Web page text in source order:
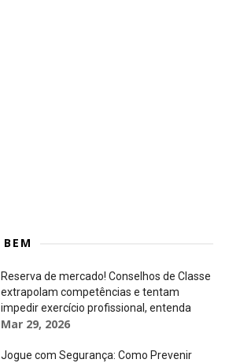
Reserva de mercado! Conselhos de Classe
extrapolam competências e tentam
impedir exercício profissional, entenda
Mar 29, 2026
Jogue com Segurança: Como Prevenir